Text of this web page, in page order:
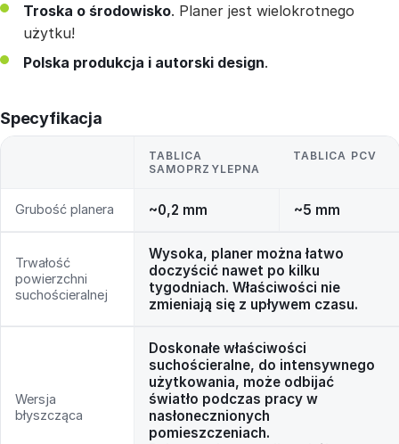
Troska o środowisko. Planer jest wielokrotnego
użytku!
Polska produkcja i autorski design.
Specyfikacja
TABLICA
SAMOPRZYLEPNA
TABLICA PCV
Grubość planera ~0,2 mm ~5 mm
Trwałość
powierzchni
suchościeralnej
Wysoka, planer można łatwo
doczyścić nawet po kilku
tygodniach. Właściwości nie
zmieniają się z upływem czasu.
Wersja
błyszcząca
Doskonałe właściwości
suchościeralne, do intensywnego
użytkowania, może odbijać
światło podczas pracy w
nasłonecznionych
pomieszczeniach.